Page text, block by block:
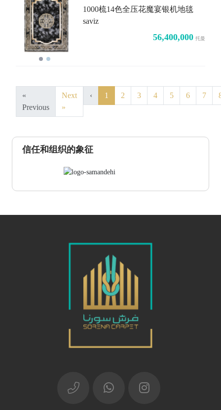
1000梳14色全压花魔宴银机地毯
saviz
56,400,000 托曼
«
Previous
Next
»
‹ 1 2 3 4 5 6 7
信任和组织的象征